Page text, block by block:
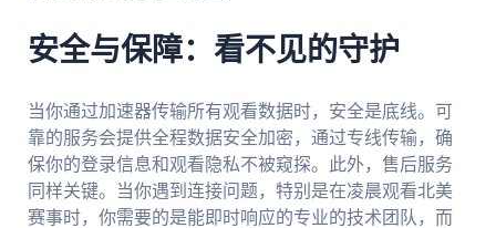
安全与保障：看不见的守护
当你通过加速器传输所有观看数据时，安全是底线。可
靠的服务会提供全程数据安全加密，通过专线传输，确
保你的登录信息和观看隐私不被窥探。此外，售后服务
同样关键。当你遇到连接问题，特别是在凌晨观看北美
赛事时，你需要的是能即时响应的专业的技术团队，而